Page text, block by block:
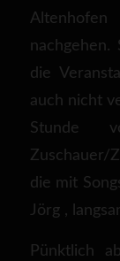
die
auch nicht
Stunde
Zuschauer/
die mit
Jörg ,
Pünktlich